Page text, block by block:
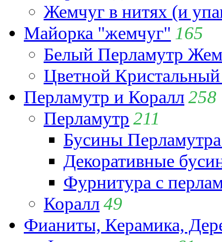
Жемчуг в нитях (и
Майорка "жемчуг" 165
Белый Перламутр
Цветной
Перламутр и Коралл258
Перламутр 211
Бусины
Декоративные
Фурнитура с
Коралл49
Фианиты, Керамика,